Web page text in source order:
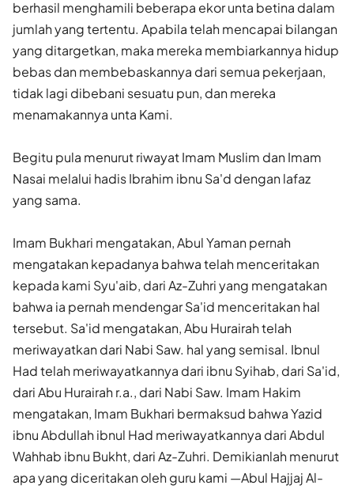
berhasil menghamili beberapa ekor unta betina dalam
jumlah yang tertentu. Apabila telah mencapai bilangan
yang ditargetkan, maka mereka membiarkannya hidup
bebas dan membebaskannya dari semua pekerjaan,
tidak lagi dibebani sesuatu pun, dan mereka
menamakannya unta Kami.
Begitu pula menurut riwayat Imam Muslim dan Imam
Nasai melalui hadis Ibrahim ibnu Sa'd dengan lafaz
yang sama.
Imam Bukhari mengatakan, Abul Yaman pernah
mengatakan kepadanya bahwa telah menceritakan
kepada kami Syu'aib, dari Az-Zuhri yang mengatakan
bahwa ia pernah mendengar Sa'id menceritakan hal
tersebut. Sa'id mengatakan, Abu Hurairah telah
meriwayatkan dari Nabi Saw. hal yang semisal. Ibnul
Had telah meriwayatkannya dari ibnu Syihab, dari Sa'id,
dari Abu Hurairah r.a., dari Nabi Saw. Imam Hakim
mengatakan, Imam Bukhari bermaksud bahwa Yazid
ibnu Abdullah ibnul Had meriwayatkannya dari Abdul
Wahhab ibnu Bukht, dari Az-Zuhri. Demikianlah menurut
apa yang diceritakan oleh guru kami —Abul Hajjaj Al-